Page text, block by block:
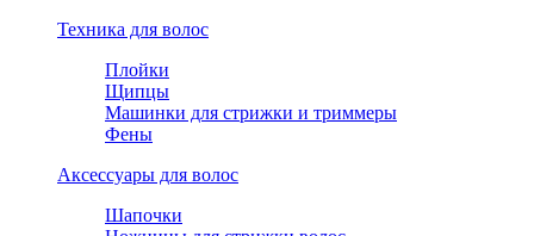
Техника для волос
Плойки
Щипцы
Машинки для стрижки и триммеры
Фены
Аксессуары для волос
Шапочки